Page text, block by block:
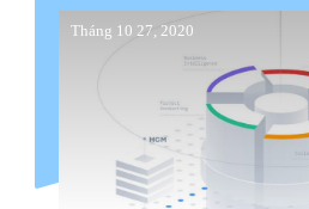
Tháng 10 27, 2020